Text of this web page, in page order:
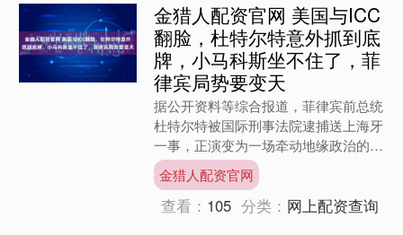
金猎人配资官网 美国与ICC
翻脸，杜特尔特意外抓到底
牌，小马科斯坐不住了，菲
律宾局势要变天
据公开资料等综合报道，菲律宾前总统
杜特尔特被国际刑事法院逮捕送上海牙
一事，正演变为一场牵动地缘政治的大
戏。就在外界以为老杜大势已去时，美
国突然与ICC翻脸，双方....
金猎人配资官网
查看： 105 分类： 网上配资查询